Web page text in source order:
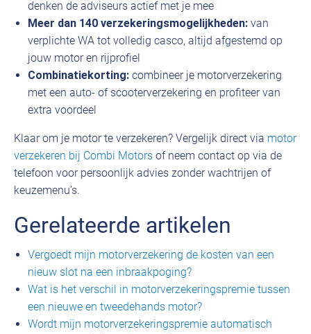
denken de adviseurs actief met je mee
Meer dan 140 verzekeringsmogelijkheden: van
verplichte WA tot volledig casco, altijd afgestemd op
jouw motor en rijprofiel
Combinatiekorting: combineer je motorverzekering
met een auto- of scooterverzekering en profiteer van
extra voordeel
Klaar om je motor te verzekeren? Vergelijk direct via motor
verzekeren bij Combi Motors of neem contact op via de
telefoon voor persoonlijk advies zonder wachtrijen of
keuzemenu’s.
Gerelateerde artikelen
Vergoedt mijn motorverzekering de kosten van een
nieuw slot na een inbraakpoging?
Wat is het verschil in motorverzekeringspremie tussen
een nieuwe en tweedehands motor?
Wordt mijn motorverzekeringspremie automatisch